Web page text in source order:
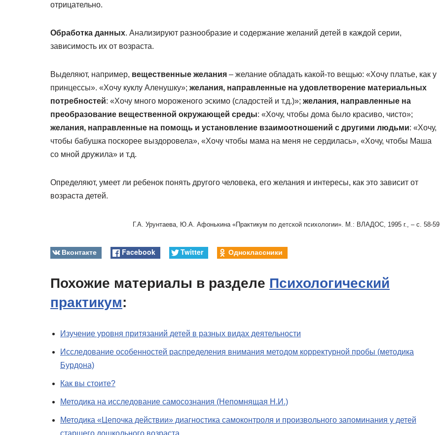
отрицательно.
Обработка данных. Анализируют разнообразие и содержание желаний детей в каждой серии,
зависимость их от возраста.
Выделяют, например, вещественные желания – желание обладать какой-то вещью: «Хочу платье, как у
принцессы». «Хочу куклу Аленушку»; желания, направленные на удовлетворение материальных
потребностей: «Хочу много мороженого эскимо (сладостей и т.д.)»; желания, направленные на
преобразование вещественной окружающей среды: «Хочу, чтобы дома было красиво, чисто»;
желания, направленные на помощь и установление взаимоотношений с другими людьми: «Хочу,
чтобы бабушка поскорее выздоровела», «Хочу чтобы мама на меня не сердилась», «Хочу, чтобы Маша
со мной дружила» и т.д.
Определяют, умеет ли ребенок понять другого человека, его желания и интересы, как это зависит от
возраста детей.
Г.А. Урунтаева, Ю.А. Афонькина «Практикум по детской психологии». М.: ВЛАДОС, 1995 г., – с. 58-59
Вконтакте Facebook Twitter Одноклассники
Похожие материалы в разделе Психологический
практикум:
Изучение уровня притязаний детей в разных видах деятельности
Исследование особенностей распределения внимания методом корректурной пробы (методика
Бурдона)
Как вы стоите?
Методика на исследование самосознания (Непомнящая Н.И.)
Методика «Цепочка действии» диагностика самоконтроля и произвольного запоминания у детей
старшего дошкольного возраста